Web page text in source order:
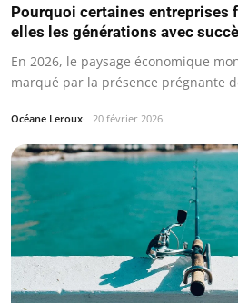
Pourquoi certaines entreprises
elles les générations avec
En 2026, le paysage économique
marqué par la présence prégnante
Océane Leroux 20 février 2026